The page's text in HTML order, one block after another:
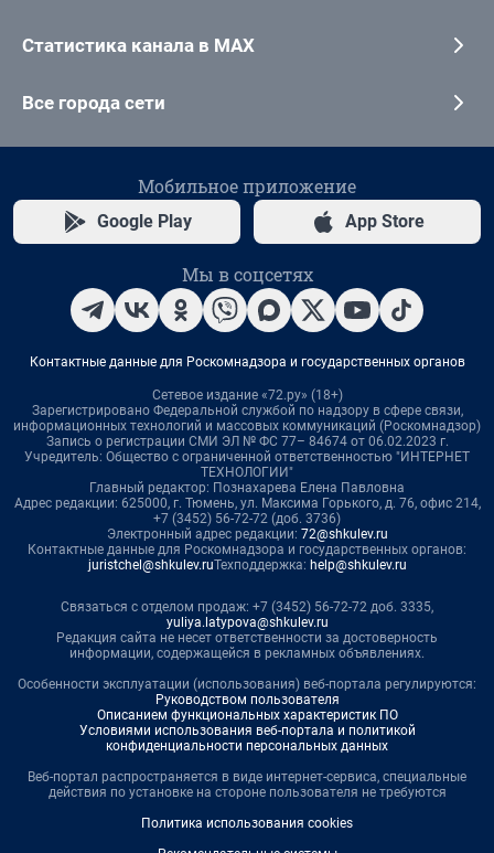
Статистика канала в MAX
Все города сети
Мобильное приложение
Google Play App Store
Мы в соцсетях
Контактные данные для Роскомнадзора и государственных органов
Сетевое издание «72.ру» (18+)
Зарегистрировано Федеральной службой по надзору в сфере связи,
информационных технологий и массовых коммуникаций (Роскомнадзор)
Запись о регистрации СМИ ЭЛ № ФС 77– 84674 от 06.02.2023 г.
Учредитель: Общество с ограниченной ответственностью "ИНТЕРНЕТ
ТЕХНОЛОГИИ"
Главный редактор: Познахарева Елена Павловна
Адрес редакции: 625000, г. Тюмень, ул. Максима Горького, д. 76, офис 214,
+7 (3452) 56-72-72 (доб. 3736)
Электронный адрес редакции: 72@shkulev.ru
Контактные данные для Роскомнадзора и государственных органов:
juristchel@shkulev.ruТехподдержка: help@shkulev.ru
Связаться с отделом продаж: +7 (3452) 56-72-72 доб. 3335,
yuliya.latypova@shkulev.ru
Редакция сайта не несет ответственности за достоверность
информации, содержащейся в рекламных объявлениях.
Особенности эксплуатации (использования) веб-портала регулируются:
Руководством пользователя
Описанием функциональных характеристик ПО
Условиями использования веб-портала и политикой
конфиденциальности персональных данных
Веб-портал распространяется в виде интернет-сервиса, специальные
действия по установке на стороне пользователя не требуются
Политика использования cookies